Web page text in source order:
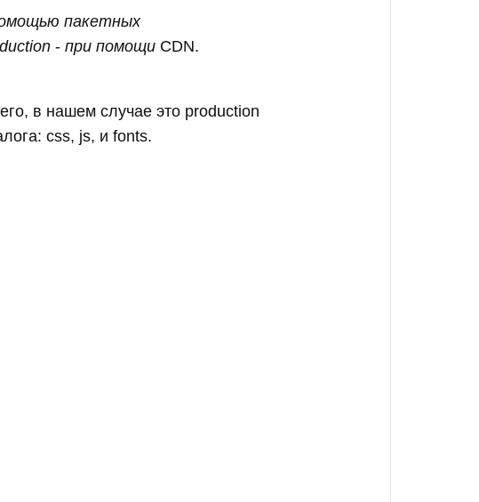
пакетных
- при помощи CDN.
в нашем случае это production
css, js, и fonts.